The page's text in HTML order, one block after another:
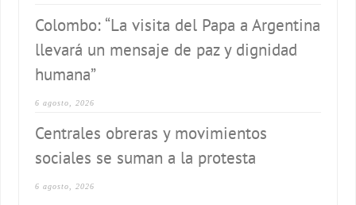
Colombo: “La visita del Papa a Argentina
llevará un mensaje de paz y dignidad
humana”
6 agosto, 2026
Centrales obreras y movimientos
sociales se suman a la protesta
6 agosto, 2026